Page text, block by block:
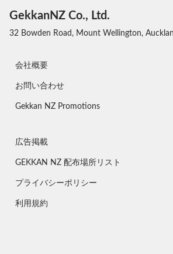
GekkanNZ Co., Ltd.
32 Bowden Road, Mount Wellington,
会社概要
お問い合わせ
Gekkan NZ Promotions
広告掲載
GEKKAN NZ 配布場所リスト
プライバシーポリシー
利用規約